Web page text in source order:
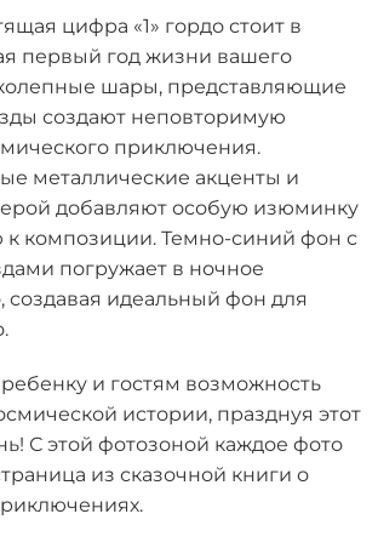
цифра «1» гордо стоит в
первый год жизни вашего
шары, представляющие
создают неповторимую
приключения.
металлические акценты и
добавляют особую изюминку
к композиции. Темно-синий фон с
погружает в ночное
создавая идеальный фон для
и гостям возможность
истории, празднуя этот
С этой фотозоной каждое фото
из сказочной книги о